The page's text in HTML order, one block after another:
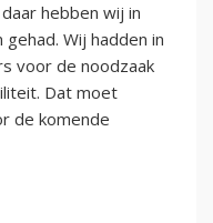
hebben wij in
Wij hadden in
voor de noodzaak
Dat moet
de komende